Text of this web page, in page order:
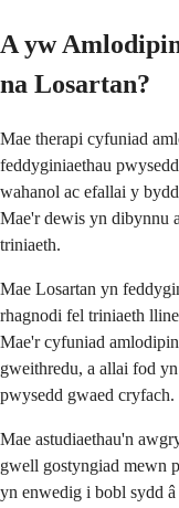
A yw
na Losartan?
Mae therapi cyfuniad
feddyginiaethau
wahanol ac efallai y
Mae'r dewis yn dibynnu
triniaeth.
Mae Losartan yn
rhagnodi fel triniaeth
Mae'r cyfuniad
gweithredu, a allai fod
pwysedd gwaed cryfach.
Mae astudiaethau'n
gwell gostyngiad mewn
yn enwedig i bobl sydd